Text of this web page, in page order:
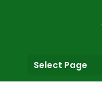
Select Page